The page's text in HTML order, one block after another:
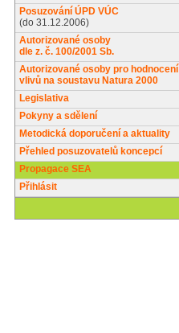
Posuzování ÚPD VÚC
(do 31.12.2006)
Autorizované osoby
dle z. č. 100/2001 Sb.
Autorizované osoby pro hodnocení
vlivů na soustavu Natura 2000
Legislativa
Pokyny a sdělení
Metodická doporučení a aktuality
Přehled posuzovatelů koncepcí
Propagace SEA
Přihlásit